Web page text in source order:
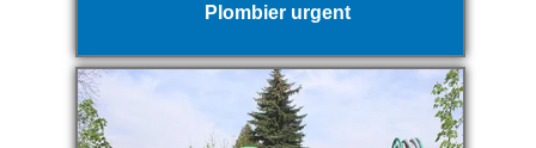
Plombier urgent